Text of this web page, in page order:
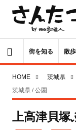
街を知る 散
HOME 茨城県
茨城県 / 公園
上高津貝塚